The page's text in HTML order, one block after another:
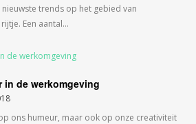
trends op het gebied van
Een aantal…
in de werkomgeving
ons humeur, maar ook op onze creativiteit